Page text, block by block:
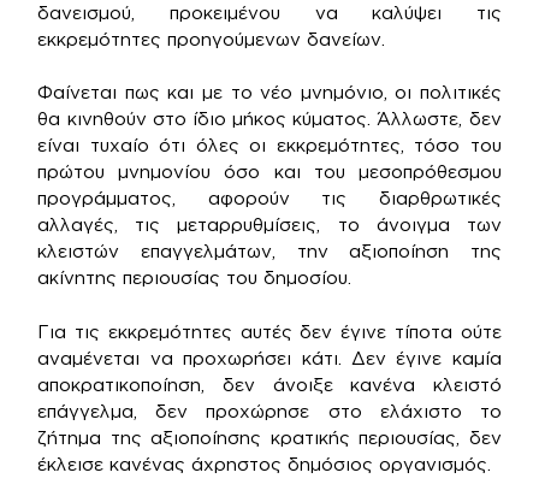
δανεισμού, προκειμένου να καλύψει τις
εκκρεμότητες προηγούμενων δανείων.
Φαίνεται πως και με το νέο μνημόνιο, οι πολιτικές
θα κινηθούν στο ίδιο μήκος κύματος. Άλλωστε, δεν
είναι τυχαίο ότι όλες οι εκκρεμότητες, τόσο του
πρώτου μνημονίου όσο και του μεσοπρόθεσμου
προγράμματος, αφορούν τις διαρθρωτικές
αλλαγές, τις μεταρρυθμίσεις, το άνοιγμα των
κλειστών επαγγελμάτων, την αξιοποίηση της
ακίνητης περιουσίας του δημοσίου.
Για τις εκκρεμότητες αυτές δεν έγινε τίποτα ούτε
αναμένεται να προχωρήσει κάτι. Δεν έγινε καμία
αποκρατικοποίηση, δεν άνοιξε κανένα κλειστό
επάγγελμα, δεν προχώρησε στο ελάχιστο το
ζήτημα της αξιοποίησης κρατικής περιουσίας, δεν
έκλεισε κανένας άχρηστος δημόσιος οργανισμός.